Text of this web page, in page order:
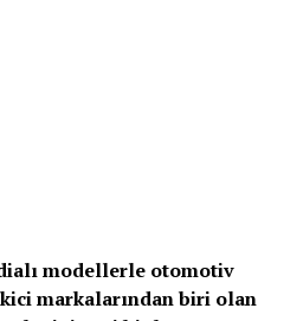
modellerle otomotiv
markalarından biri olan